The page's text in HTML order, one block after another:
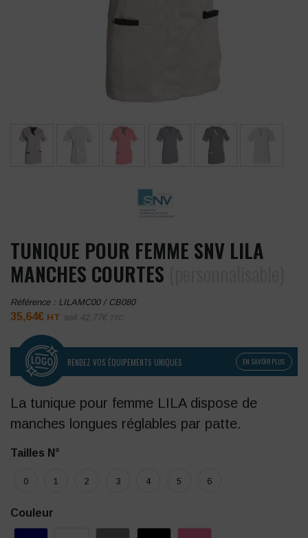
TUNIQUE POUR FEMME SNV LILA
MANCHES COURTES
Référence : LILAMC00 / CB080
35,64€ HT soit 42,77€ TTC
RENDEZ VOS ÉQUIPEMENTS UNIQUES EN SAVOIR PLUS
La tunique pour femme LILA dispose de
manches longues réglables par patte.
Tailles N°
0 1 2 3 4 5 6
Couleur